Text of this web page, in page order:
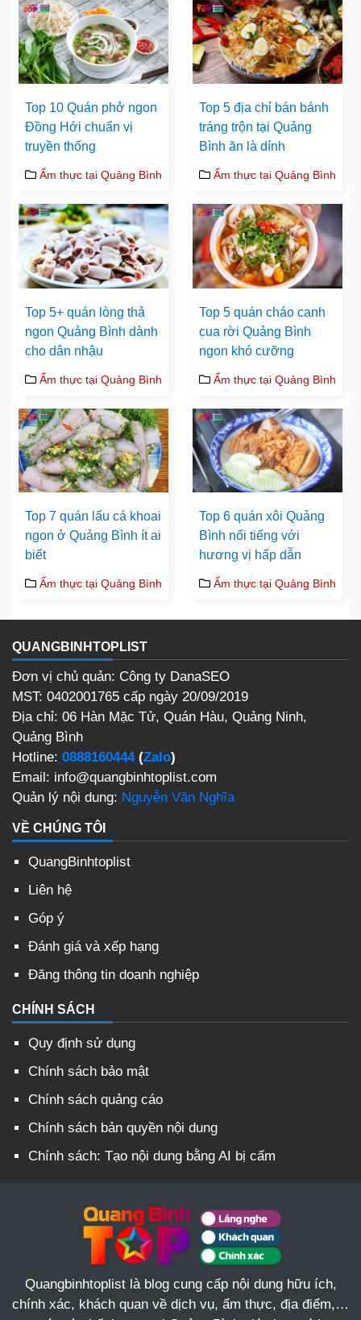
Top 10 Quán phở ngon
Đồng Hới chuẩn vị
truyền thống
Ẩm thực tại Quảng Bình
Top 5 địa chỉ bán bánh
tráng trộn tại Quảng
Bình ăn là dính
Ẩm thực tại Quảng Bình
Top 5+ quán lòng thả
ngon Quảng Bình dành
cho dân nhậu
Ẩm thực tại Quảng Bình
Top 5 quán cháo canh
cua rời Quảng Bình
ngon khó cưỡng
Ẩm thực tại Quảng Bình
Top 7 quán lẩu cá khoai
ngon ở Quảng Bình ít ai
biết
Ẩm thực tại Quảng Bình
Top 6 quán xôi Quảng
Bình nổi tiếng với
hương vị hấp dẫn
Ẩm thực tại Quảng Bình
QUANGBINHTOPLIST
Đơn vị chủ quản: Công ty DanaSEO
MST: 0402001765 cấp ngày 20/09/2019
Địa chỉ: 06 Hàn Mặc Tử, Quán Hàu, Quảng Ninh,
Quảng Bình
Hotline: 0888160444(Zalo)
Email: info@quangbinhtoplist.com
Quản lý nội dung: Nguyễn Văn Nghĩa
VỀ CHÚNG TÔI
QuangBinhtoplist
Liên hệ
Góp ý
Đánh giá và xếp hạng
Đăng thông tin doanh nghiệp
CHÍNH SÁCH
Quy định sử dụng
Chính sách bảo mật
Chính sách quảng cáo
Chính sách bản quyền nội dung
Chính sách: Tạo nội dung bằng AI bị cấm
Quangbinhtoplist là blog cung cấp nội dung hữu ích,
chính xác, khách quan về dịch vụ, ẩm thực, địa điểm,…